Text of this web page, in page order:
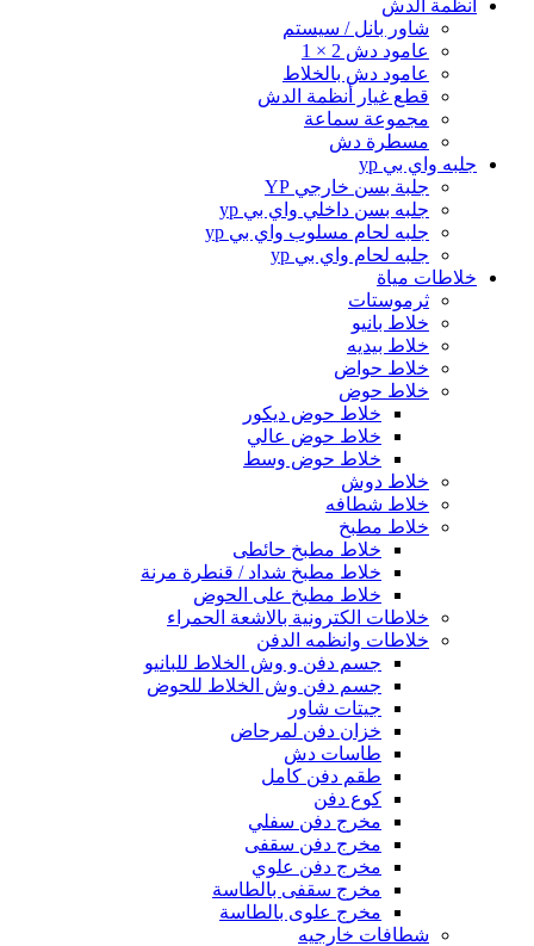
انظمة الدش
شاور بانل / سيستم
عامود دش 2 × 1
عامود دش بالخلاط
قطع غيار أنظمة الدش
مجموعة سماعة
مسطرة دش
جلبه واي بي yp
جلبة بسن خارجي YP
جلبه بسن داخلي واي بي yp
جلبه لحام مسلوب واي بي yp
جلبه لحام واي بي yp
خلاطات مياة
ثرموستات
خلاط بانيو
خلاط بيديه
خلاط حواض
خلاط حوض
خلاط حوض ديكور
خلاط حوض عالي
خلاط حوض وسط
خلاط دوش
خلاط شطافه
خلاط مطبخ
خلاط مطبخ حائطى
خلاط مطبخ شداد / قنطرة مرنة
خلاط مطبخ على الحوض
خلاطات الكترونية بالاشعة الحمراء
خلاطات وانظمه الدفن
جسم دفن و وش الخلاط للبانيو
جسم دفن وش الخلاط للحوض
جيتات شاور
خزان دفن لمرحاض
طاسات دش
طقم دفن كامل
كوع دفن
مخرج دفن سفلي
مخرج دفن سقفى
مخرج دفن علوي
مخرج سقفى بالطاسة
مخرج علوى بالطاسة
شطافات خارجيه